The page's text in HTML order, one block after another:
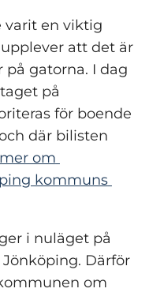
varit en viktig
att det är
gatorna. I dag
på
för boende
där bilisten
om
kommuns
öppnas i
i nuläget på
Därför
om